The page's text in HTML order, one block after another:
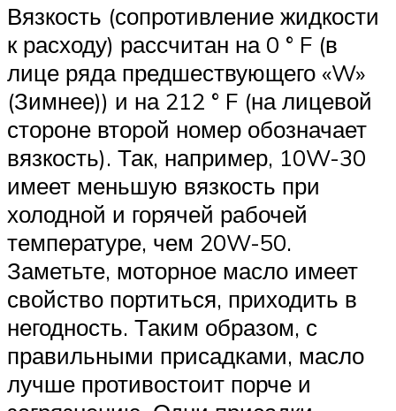
Вязкость (сопротивление жидкости
к расходу) рассчитан на 0 ° F (в
лице ряда предшествующего «W»
(Зимнее)) и на 212 ° F (на лицевой
стороне второй номер обозначает
вязкость). Так, например, 10W-30
имеет меньшую вязкость при
холодной и горячей рабочей
температуре, чем 20W-50.
Заметьте, моторное масло имеет
свойство портиться, приходить в
негодность. Таким образом, с
правильными присадками, масло
лучше противостоит порче и